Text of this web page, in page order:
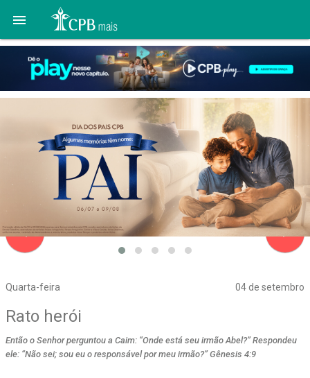

Quarta-feira 04 de setembro
navigate_before
Rato herói
Então o Senhor perguntou a Caim: “Onde está seu irmão Abel?” Respondeu
ele: “Não sei; sou eu o responsável por meu irmão?” Gênesis 4:9
navigate_next